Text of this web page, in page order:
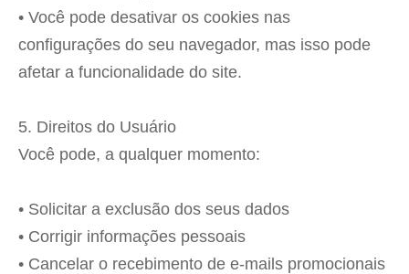
• Você pode desativar os cookies nas
configurações do seu navegador, mas isso pode
afetar a funcionalidade do site.
5. Direitos do Usuário
Você pode, a qualquer momento:
• Solicitar a exclusão dos seus dados
• Corrigir informações pessoais
• Cancelar o recebimento de e-mails promocionais